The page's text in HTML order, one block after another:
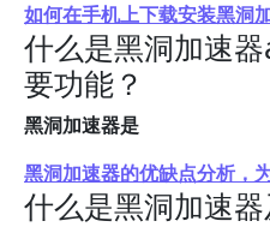
如何在手机上下载安装黑洞
什么是黑洞加速
要功能？
黑洞加速器是
黑洞加速器的优缺点分析，
什么是黑洞加速